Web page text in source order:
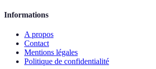
Informations
A propos
Contact
Mentions légales
Politique de confidentialité